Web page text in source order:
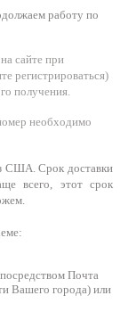
работу по
сайте при
регистрироваться)
получения.
необходимо
США. Срок доставки
всего, этот срок
Почта
Вашего города) или